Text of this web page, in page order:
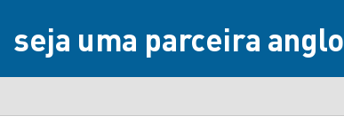
seja uma parceira anglo